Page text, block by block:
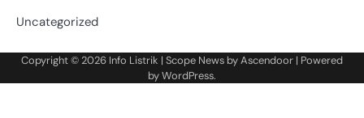
Uncategorized
Copyright © 2026 Info Listrik | Scope News byAscendoor | Powered
byWordPress.